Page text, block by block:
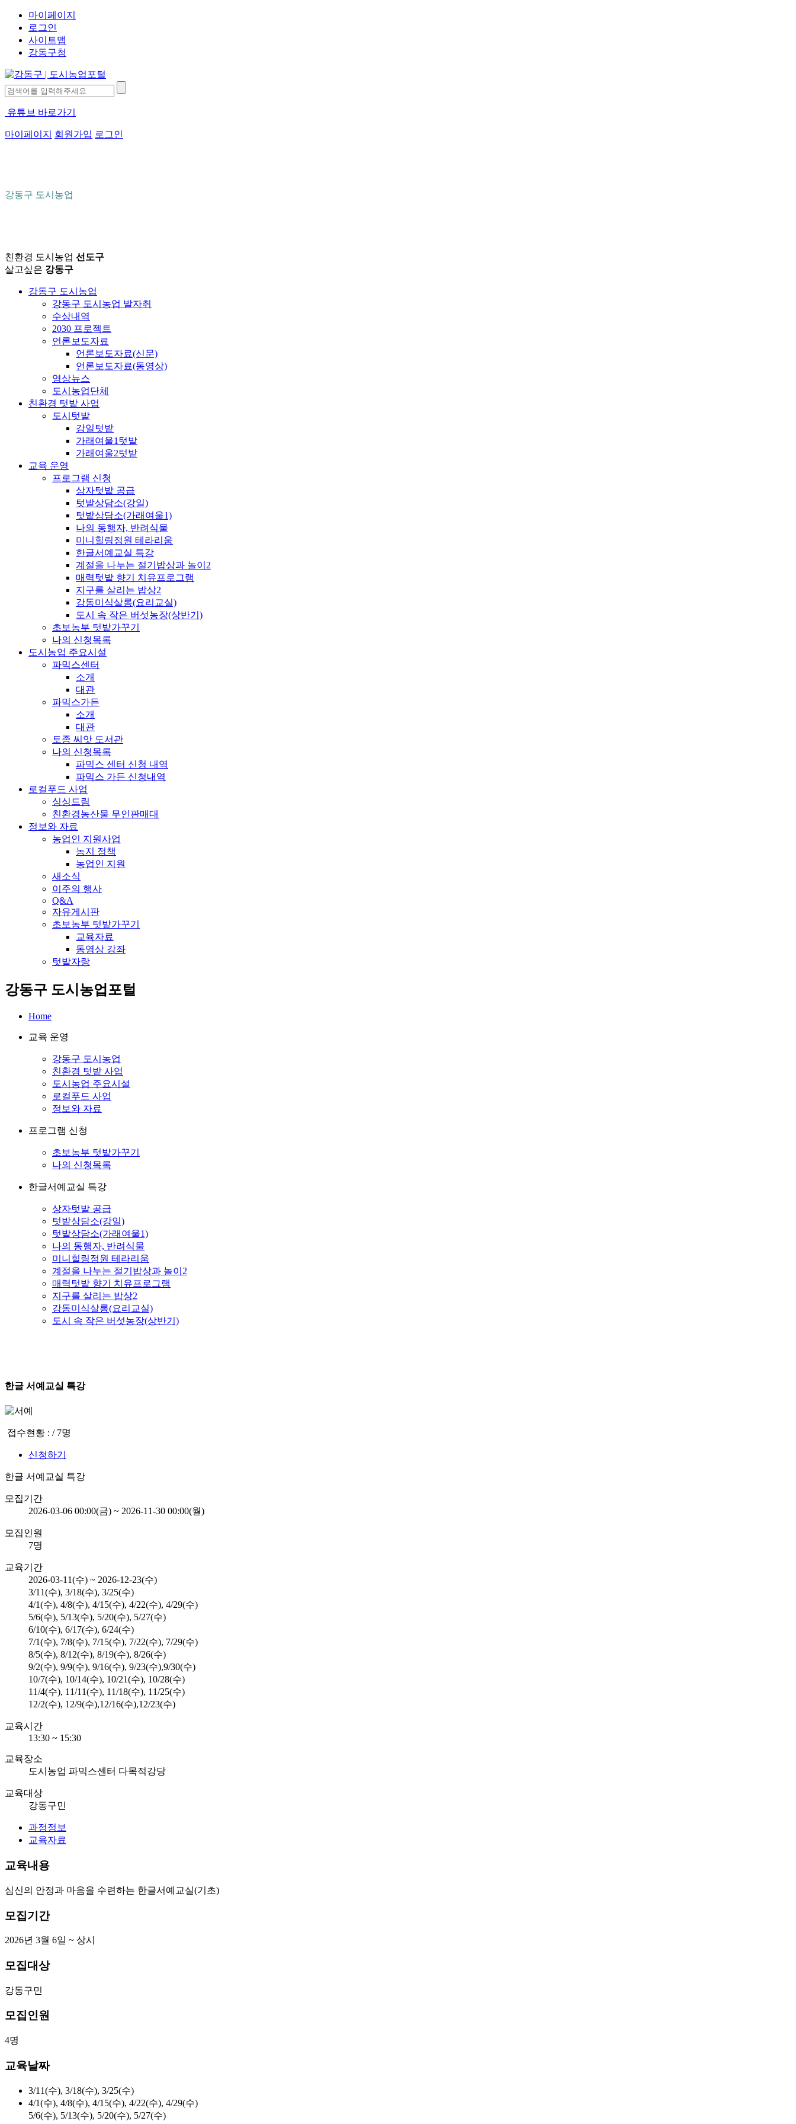
마이페이지
로그인
사이트맵
강동구청
유튜브 바로가기
마이페이지 회원가입 로그인
강동구 도시농업
친환경 도시농업 선도구
살고싶은 강동구
강동구 도시농업
강동구 도시농업 발자취
수상내역
2030 프로젝트
언론보도자료
언론보도자료(신문)
언론보도자료(동영상)
영상뉴스
도시농업단체
친환경 텃밭 사업
도시텃밭
강일텃밭
가래여울1텃밭
가래여울2텃밭
교육 운영
프로그램 신청
상자텃밭 공급
텃밭상담소(강일)
텃밭상담소(가래여울1)
나의 동행자, 반려식물
미니힐링정원 테라리움
한글서예교실 특강
계절을 나누는 절기밥상과 놀이2
매력텃밭 향기 치유프로그램
지구를 살리는 밥상2
강동미식살롱(요리교실)
도시 속 작은 버섯농장(상반기)
초보농부 텃밭가꾸기
나의 신청목록
도시농업 주요시설
파믹스센터
소개
대관
파믹스가든
소개
대관
토종 씨앗 도서관
나의 신청목록
파믹스 센터 신청 내역
파믹스 가든 신청내역
로컬푸드 사업
싱싱드림
친환경농산물 무인판매대
정보와 자료
농업인 지원사업
농지 정책
농업인 지원
새소식
이주의 행사
Q&A
자유게시판
초보농부 텃밭가꾸기
교육자료
동영상 강좌
텃밭자랑
강동구 도시농업포털
Home
교육 운영
강동구 도시농업
친환경 텃밭 사업
도시농업 주요시설
로컬푸드 사업
정보와 자료
프로그램 신청
초보농부 텃밭가꾸기
나의 신청목록
한글서예교실 특강
상자텃밭 공급
텃밭상담소(강일)
텃밭상담소(가래여울1)
나의 동행자, 반려식물
미니힐링정원 테라리움
계절을 나누는 절기밥상과 놀이2
매력텃밭 향기 치유프로그램
지구를 살리는 밥상2
강동미식살롱(요리교실)
도시 속 작은 버섯농장(상반기)
한글 서예교실 특강
접수현황 : / 7명
신청하기
한글 서예교실 특강
모집기간
2026-03-06 00:00(금) ~ 2026-11-30 00:00(월)
모집인원
7명
교육기간
2026-03-11(수) ~ 2026-12-23(수)
3/11(수), 3/18(수), 3/25(수)
4/1(수), 4/8(수), 4/15(수), 4/22(수), 4/29(수)
5/6(수), 5/13(수), 5/20(수), 5/27(수)
6/10(수), 6/17(수), 6/24(수)
7/1(수), 7/8(수), 7/15(수), 7/22(수), 7/29(수)
8/5(수), 8/12(수), 8/19(수), 8/26(수)
9/2(수), 9/9(수), 9/16(수), 9/23(수),9/30(수)
10/7(수), 10/14(수), 10/21(수), 10/28(수)
11/4(수), 11/11(수), 11/18(수), 11/25(수)
12/2(수), 12/9(수),12/16(수),12/23(수)
교육시간
13:30 ~ 15:30
교육장소
도시농업 파믹스센터 다목적강당
교육대상
강동구민
과정정보
교육자료
교육내용
심신의 안정과 마음을 수련하는 한글서예교실(기초)
모집기간
2026년 3월 6일 ~ 상시
모집대상
강동구민
모집인원
4명
교육날짜
3/11(수), 3/18(수), 3/25(수)
4/1(수), 4/8(수), 4/15(수), 4/22(수), 4/29(수)
5/6(수), 5/13(수), 5/20(수), 5/27(수)